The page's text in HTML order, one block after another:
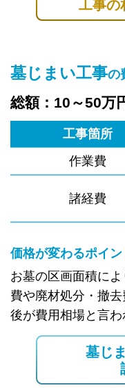
工事の
墓じまい工事の
総額：10～50万
工事箇所
作業費
諸経費
価格が変わるポイン
お墓の区画面積に
費や廃材処分・撤
後が費用相場と言わ
墓じ